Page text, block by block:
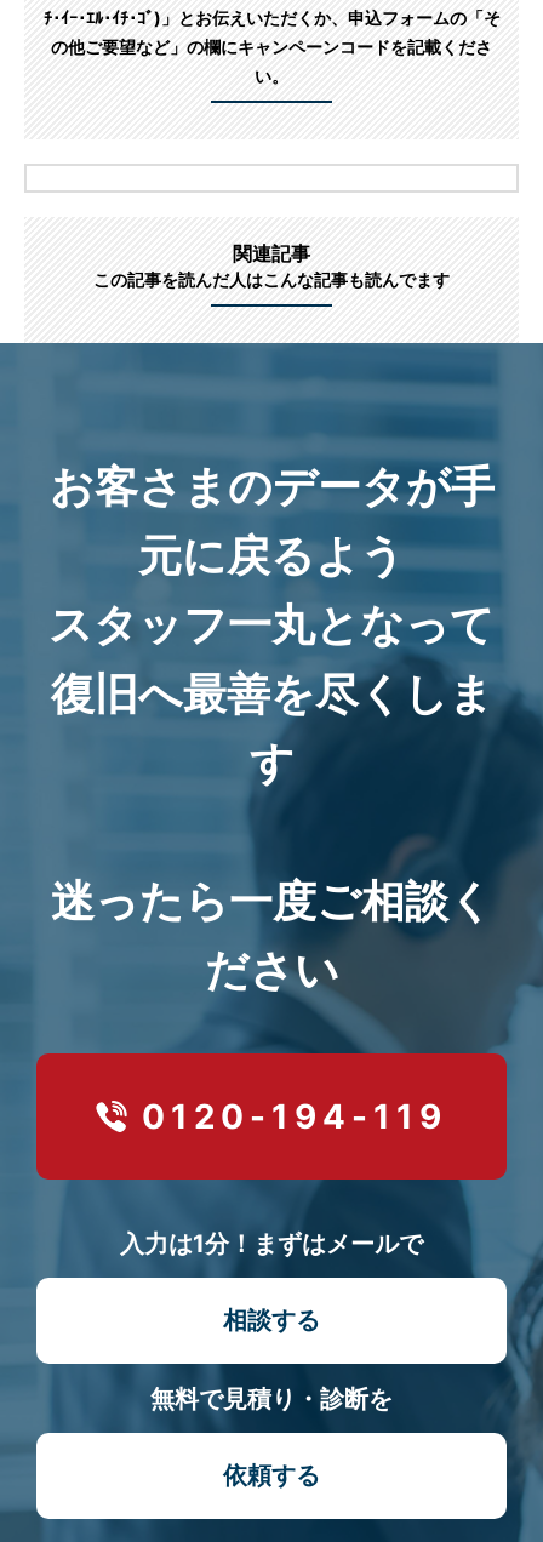
ﾁ･ｲｰ･ｴﾙ･ｲﾁ･ｺﾞ)」とお伝えいただくか、申込フォームの「そ
の他ご要望など」の欄にキャンペーンコードを記載くださ
い。
関連記事
この記事を読んだ人はこんな記事も読んでます
お客さまのデータが手
元に戻るよう
スタッフ一丸となって
復旧へ最善を尽くしま
す
迷ったら一度ご相談く
ださい
0120-194-119
入力は1分！まずはメールで
相談する
無料で見積り・診断を
依頼する